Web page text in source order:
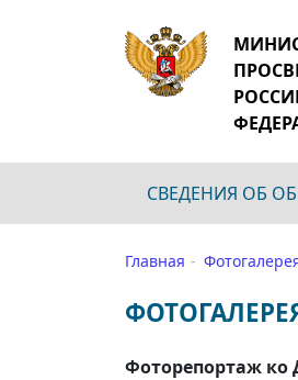
СВЕДЕНИЯ ОБ
Главная
Фоторепортаж